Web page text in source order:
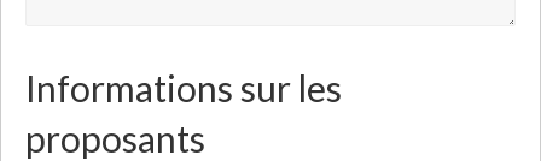
Informations sur les
proposants